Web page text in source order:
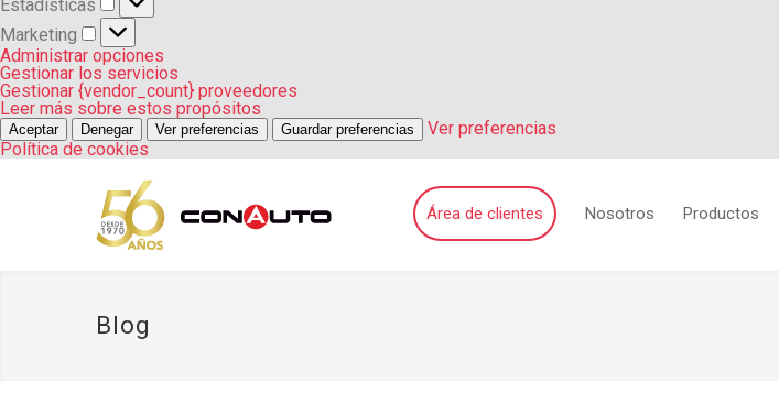
Estadísticas
Marketing
Marketing
Administrar opciones
Gestionar los servicios
Gestionar {vendor_count} proveedores
Leer más sobre estos propósitos
Aceptar Denegar Ver preferencias Guardar preferencias
Ver preferencias
Política de cookies
Área de clientes Nosotros Productos
Blog